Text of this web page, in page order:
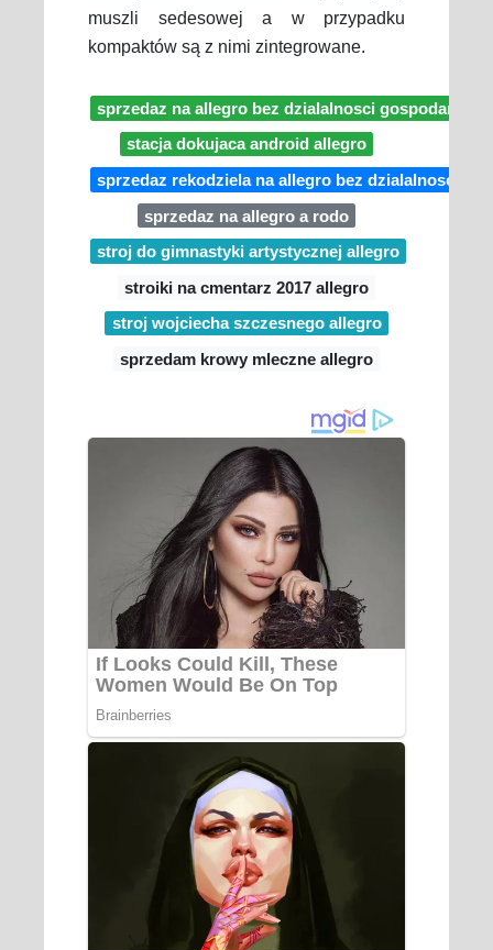
muszli sedesowej a w przypadku
kompaktów są z nimi zintegrowane.
sprzedaz na allegro bez dzialalnosci gospodarczej
stacja dokujaca android allegro
sprzedaz rekodziela na allegro bez dzialalnosci
sprzedaz na allegro a rodo
stroj do gimnastyki artystycznej allegro
stroiki na cmentarz 2017 allegro
stroj wojciecha szczesnego allegro
sprzedam krowy mleczne allegro